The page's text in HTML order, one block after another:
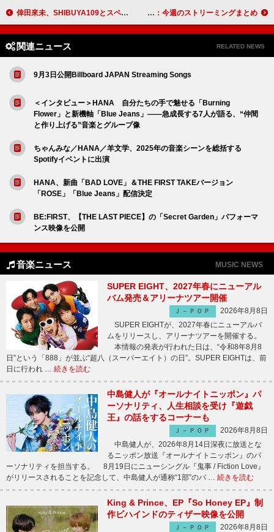
倖田來未、SHIBUYA109とスペシャルコラボキャペーン開催決定 Aimer「残響散歌」累計再生数5億回突破ほか：今週のストリーミングまとめ
関連ニュース RELATED NEWS
9月3日公開Billboard JAPAN Streaming Songs
＜インタビュー＞HANA 自分たちの手で魅せる「Burning
Flower」と新機軸「Blue Jeans」――急成長する7人が語る、“仲間
と作り上げる”音楽とグループ像
ちゃんみな／HANA／羊文学、2025年の音楽シーンを総括する
Spotifyイベントに出演
HANA、新曲「BAD LOVE」＆THE FIRST TAKEバージョン
「ROSE」「Blue Jeans」配信決定
BE:FIRST、【THE LAST PIECE】の「Secret Garden」パフォーマ
ンス映像を公開
音楽ニュース MUSIC NEWS
SUPER EIGHT、2027年春にニューアル
バム発売＆アリーナツアー開催
Ｊ－ＰＯＰ
2026年8月8日
SUPER EIGHTが、2027年春にニューアルバ
ムをリリースし、アリーナツアーを開催する。
本情報の発表が行われた日は、“令和8年8月8
日”という「888」が並ぶ“超八（スーパーエイト）の日”。SUPER EIGHTは、前
日に行われ … 続きを読む
中島健人が『オールナイトニッポン』パ
ーソナリティ、人生相談を受け『遊戯
王』の話をするコーナーも
Ｊ－ＰＯＰ
2026年8月8日
中島健人が、2026年8月14日深夜に放送とな
るニッポン放送『オールナイトニッポン』のパ
ーソナリティを担当する。 8月19日にニューシングル『鬼事 / Fiction Love』
がリリースされることを記念して、中島健人が通称“1部”のパ … 続きを読む
King & Prince、EP『So Honey EP』制
作ビハインドのティザー映像を公開
Ｊ－ＰＯＰ
2026年8月8日